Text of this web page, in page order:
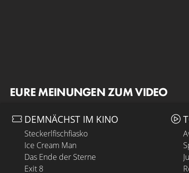
EURE MEINUNGEN ZUM VIDEO
DEMNÄCHST IM KINO
Steckerlfischfiasko
Ice Cream Man
Das Ende der Sterne
Exit 8